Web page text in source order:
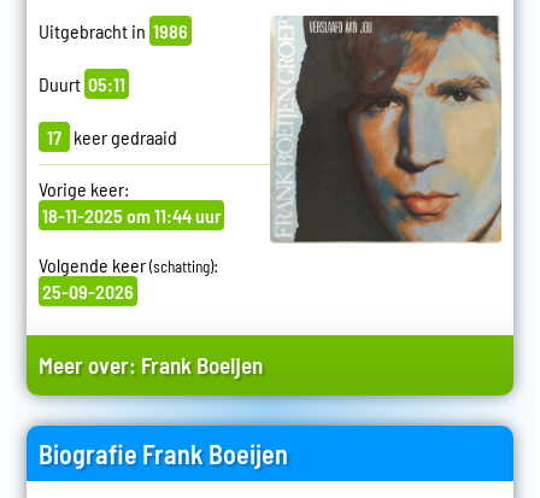
Uitgebracht in 1986
Duurt 05:11
17 keer gedraaid
Vorige keer:
18-11-2025 om 11:44 uur
Volgende keer(schatting):
25-09-2026
Meer over: Frank Boeijen
Biografie Frank Boeijen